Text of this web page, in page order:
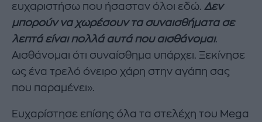
ευχαριστήσω που ήσασταν όλοι εδώ. Δεν
μπορούν να χωρέσουν τα συναισθήματα σε
λεπτά είναι πολλά αυτά που αισθάνομαι.
Αισθάνομαι ότι συναίσθημα υπάρχει. Ξεκίνησε
ως ένα τρελό όνειρο χάρη στην αγάπη σας
που παραμένει».
Ευχαρίστησε επίσης όλα τα στελέχη του Mega